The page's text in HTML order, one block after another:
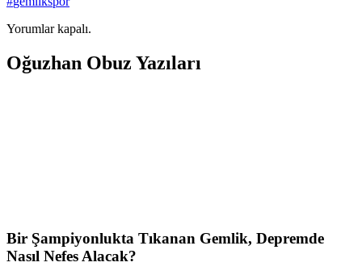
Yorumlar kapalı.
Oğuzhan Obuz Yazıları
Bir Şampiyonlukta Tıkanan Gemlik, Depremde
Nasıl Nefes Alacak?